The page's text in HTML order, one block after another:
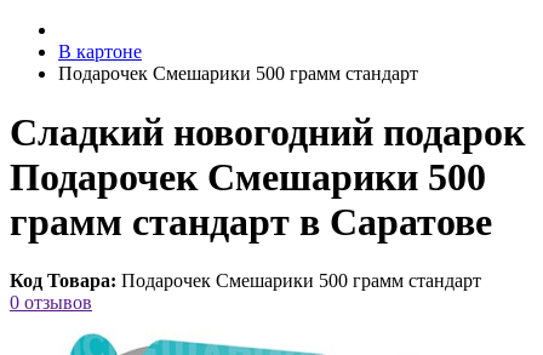
В картоне
Подарочек Смешарики 500 грамм стандарт
Сладкий новогодний подарок
Подарочек Смешарики 500
грамм стандарт в Саратове
Код Товара: Подарочек Смешарики 500 грамм стандарт
0 отзывов